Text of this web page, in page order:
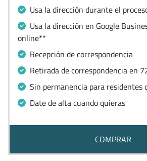
Usa la dirección durante el
Usa la dirección en Google
online**
Recepción de correspondencia
Retirada de correspondencia en
Sin permanencia para residentes
Date de alta cuando quieras
COMPRAR